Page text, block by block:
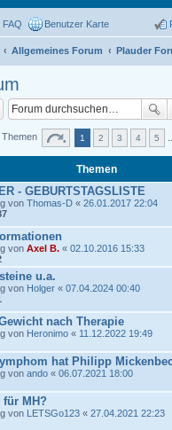
FAQ Benutzer Karte
Allgemeines Forum
Plauder
Themen 1 2 3 4 5
Themen
- GEBURTSTAGSLISTE
von Thomas-D « 26.01.2017 22:04
von Axel B. « 02.10.2016 15:33
u.a.
von Holger « 07.04.2024 00:40
nach Therapie
von Heronimo « 11.12.2022 19:49
hat Philipp
von ando « 06.07.2021 18:00
MH?
von LETSGo123 « 27.04.2021 22:23